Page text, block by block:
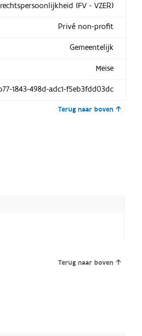
(FV - VZER)
Privé non-profit
Gemeentelijk
Meise
1843-498d-adc1-f5eb3fdd03dc
Terug naar boven
Terug naar boven